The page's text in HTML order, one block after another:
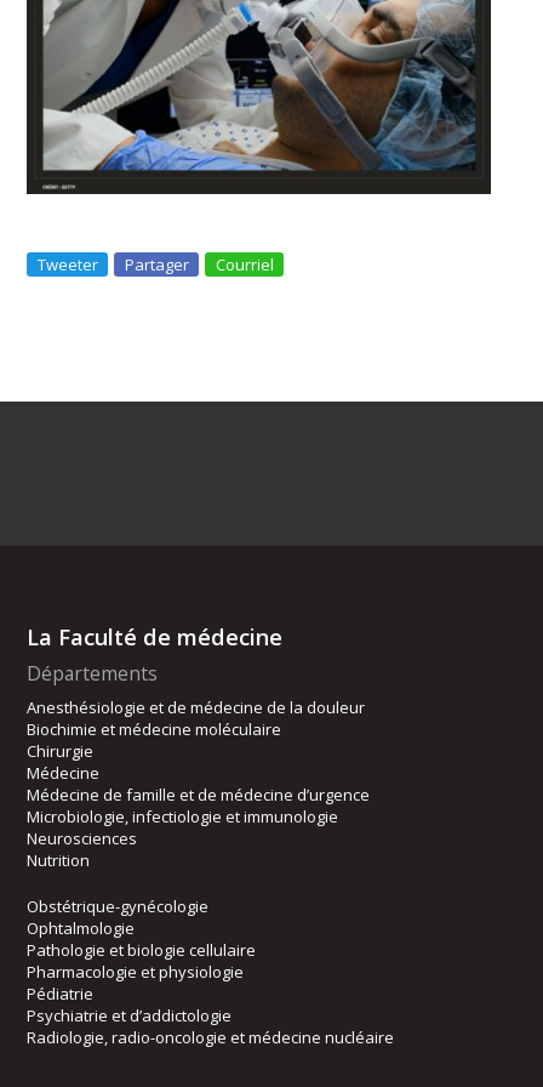
Tweeter Partager Courriel
La Faculté de médecine
Départements
Anesthésiologie et de médecine de la douleur
Biochimie et médecine moléculaire
Chirurgie
Médecine
Médecine de famille et de médecine d’urgence
Microbiologie, infectiologie et immunologie
Neurosciences
Nutrition
Obstétrique-gynécologie
Ophtalmologie
Pathologie et biologie cellulaire
Pharmacologie et physiologie
Pédiatrie
Psychiatrie et d’addictologie
Radiologie, radio-oncologie et médecine nucléaire